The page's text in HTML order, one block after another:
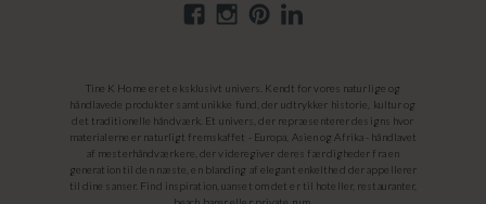
Tine K Home er et eksklusivt univers. Kendt for vores naturlige og
håndlavede produkter samt unikke fund, der udtrykker historie, kultur og
det traditionelle håndværk. Et univers, der repræsenterer designs hvor
materialerne er naturligt fremskaffet - Europa, Asien og Afrika - håndlavet
af mesterhåndværkere, der videregiver deres færdigheder fra en
generation til den næste, en blanding af elegant enkelthed der appellerer
til dine sanser. Find inspiration, uanset om det er til hoteller, restauranter,